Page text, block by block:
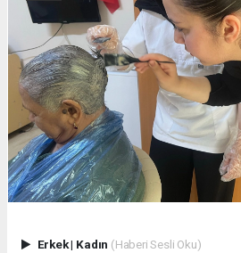
Erkek| Kadın (Haberi Sesli Oku)